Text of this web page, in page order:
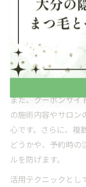
エステクーポンを
ります。まず、ク
認しましょう。特
合、条件を満たさな
ます。
また、クーポンサイ
の施術内容やサロン
心です。さらに、複
どうかや、予約時の
ルを防げます。
活用テクニックとし